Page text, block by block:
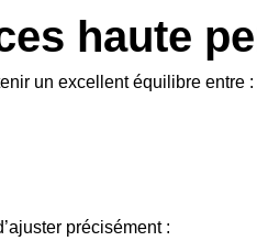
haute
un excellent équilibre entre :
précisément :